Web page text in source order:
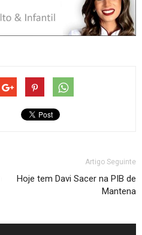
Artigo Seguinte
Hoje tem Davi Sacer na PIB de
Mantena